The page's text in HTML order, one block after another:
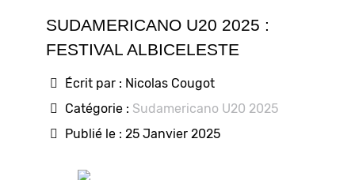
SUDAMERICANO U20 2025 :
FESTIVAL ALBICELESTE
Écrit par : Nicolas Cougot
Catégorie : Sudamericano U20 2025
Publié le : 25 Janvier 2025